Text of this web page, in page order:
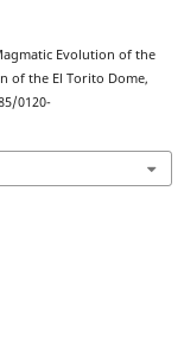
Evolution of the
of the El Torito Dome,
0120-